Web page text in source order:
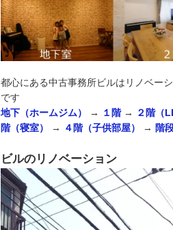
都心にある中古事務所ビルはリノベー
です
地下（ホームジム）
→ １階→ ２階（
階（寝室）
→ ４階（子供部屋） → 階
ビルのリノベーション